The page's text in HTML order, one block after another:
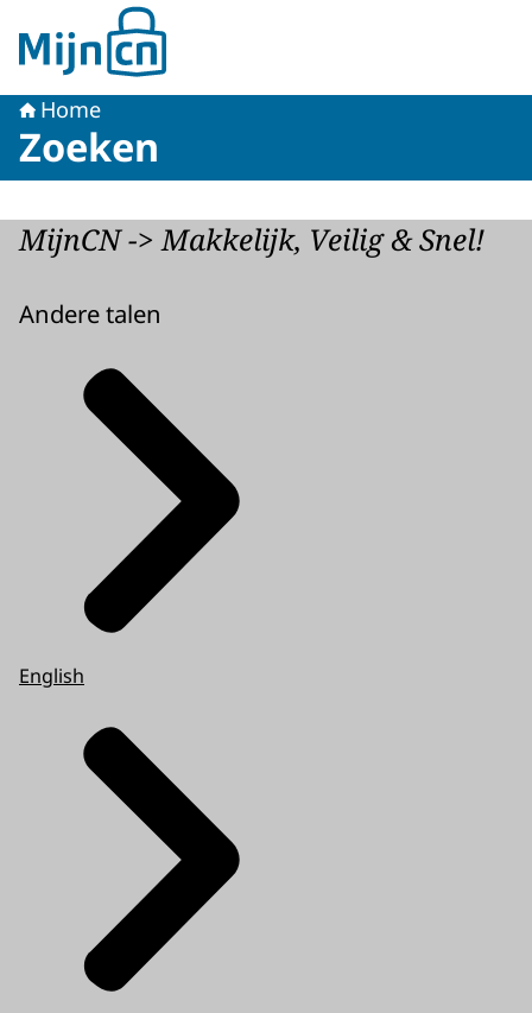
Naar de homepage van MijnCN
Home
Zoeken
MijnCN -> Makkelijk, Veilig & Snel!
Andere talen
English